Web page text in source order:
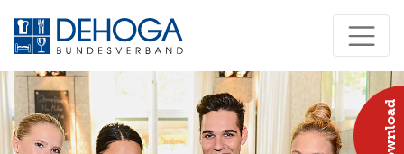
Download